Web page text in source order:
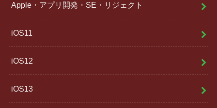
Apple・アプリ開発・SE・リジェクト
iOS11
iOS12
iOS13